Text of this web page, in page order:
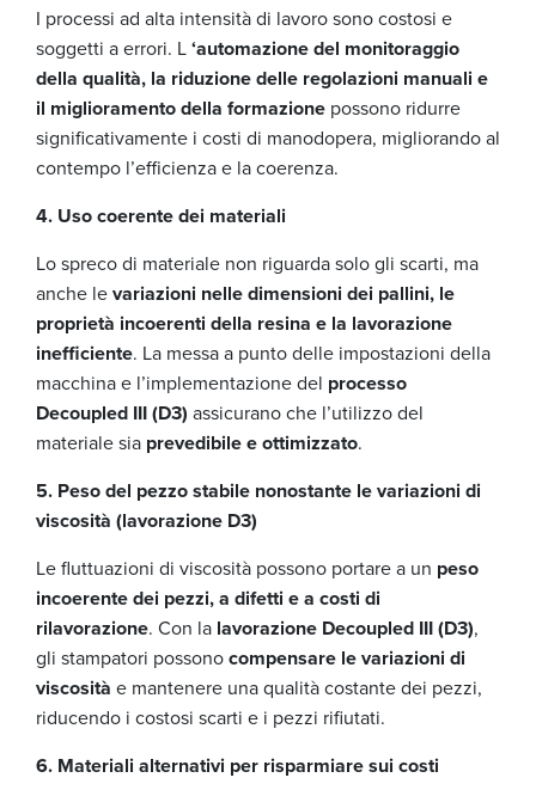
I processi ad alta intensità di lavoro sono costosi e
soggetti a errori. L‘automazione del monitoraggio
della qualità, la riduzione delle regolazioni manuali e
il miglioramento della formazione possono ridurre
significativamente i costi di manodopera, migliorando al
contempo l’efficienza e la coerenza.
4. Uso coerente dei materiali
Lo spreco di materiale non riguarda solo gli scarti, ma
anche levariazioni nelle dimensioni dei pallini, le
proprietà incoerenti della resina e la lavorazione
inefficiente. La messa a punto delle impostazioni della
macchina e l’implementazione del processo
Decoupled III (D3) assicurano che l’utilizzo del
materiale sia prevedibile e ottimizzato.
5. Peso del pezzo stabile nonostante le variazioni di
viscosità (lavorazione D3)
Le fluttuazioni di viscosità possono portare a un peso
incoerente dei pezzi, a difetti e a costi di
rilavorazione. Con la lavorazione Decoupled III (D3),
gli stampatori possonocompensare le variazioni di
viscosità e mantenere una qualità costante dei pezzi,
riducendo i costosi scarti e i pezzi rifiutati.
6. Materiali alternativi per risparmiare sui costi